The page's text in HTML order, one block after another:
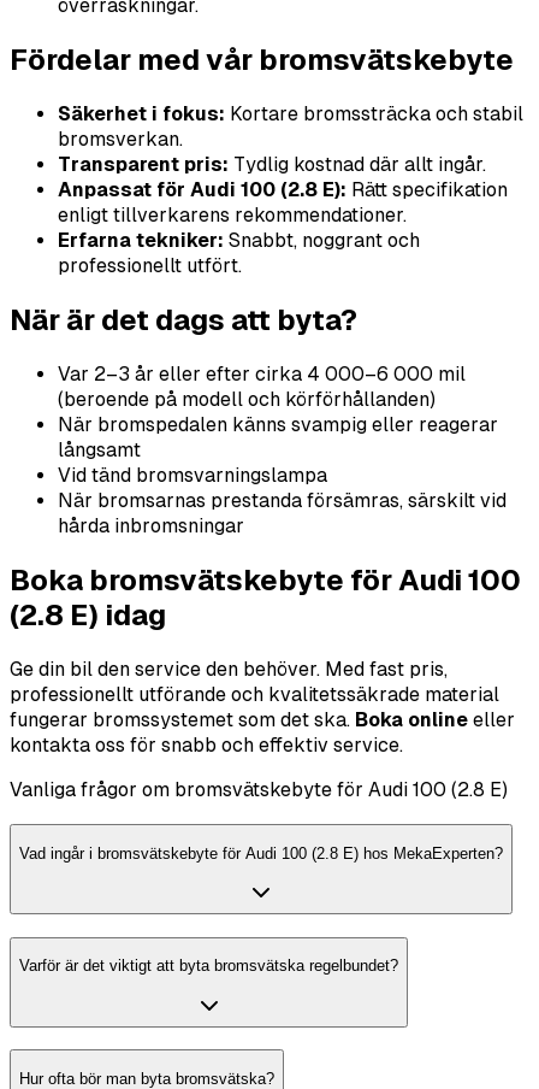
överraskningar.
Fördelar med vår bromsvätskebyte
Säkerhet i fokus: Kortare bromssträcka och stabil
bromsverkan.
Transparent pris: Tydlig kostnad där allt ingår.
Anpassat för Audi 100 (2.8 E): Rätt specifikation
enligt tillverkarens rekommendationer.
Erfarna tekniker: Snabbt, noggrant och
professionellt utfört.
När är det dags att byta?
Var 2–3 år eller efter cirka 4 000–6 000 mil
(beroende på modell och körförhållanden)
När bromspedalen känns svampig eller reagerar
långsamt
Vid tänd bromsvarningslampa
När bromsarnas prestanda försämras, särskilt vid
hårda inbromsningar
Boka bromsvätskebyte för Audi 100
(2.8 E) idag
Ge din bil den service den behöver. Med fast pris,
professionellt utförande och kvalitetssäkrade material
fungerar bromssystemet som det ska. Boka online eller
kontakta oss för snabb och effektiv service.
Vanliga frågor om bromsvätskebyte för Audi 100 (2.8 E)
Vad ingår i bromsvätskebyte för Audi 100 (2.8 E) hos MekaExperten?
Varför är det viktigt att byta bromsvätska regelbundet?
Hur ofta bör man byta bromsvätska?